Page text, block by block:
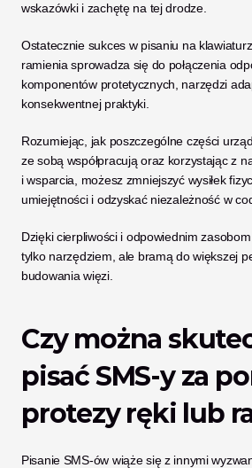
wskazówki i zachętę na tej drodze.
Ostatecznie sukces w pisaniu na
ramienia sprowadza się do połączenia
komponentów protetycznych, narzędzi
konsekwentnej praktyki.
Rozumiejąc, jak poszczególne części
ze sobą współpracują oraz korzystając z
i wsparcia, możesz zmniejszyć wysiłek
umiejętności i odzyskać niezależność w
Dzięki cierpliwości i odpowiednim
tylko narzędziem, ale bramą do większej
budowania więzi.
Czy można
pisać SMS-y za
protezy ręki lub
Pisanie SMS-ów wiąże się z innymi